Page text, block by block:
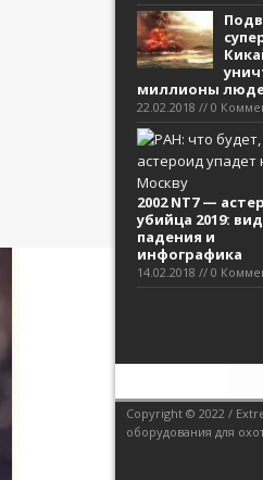
миллионы
22.02.2018 // 0
2002 NT7 —
убийца 2019:
падения и
инфографика
14.02.2018 // 0
Copyright © 2022 /
оборудования для